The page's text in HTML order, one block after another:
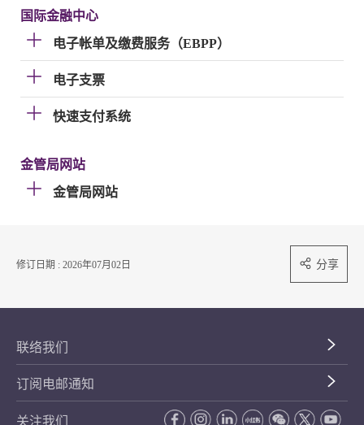
国际金融中心
电子帐单及缴费服务（EBPP）
电子支票
快速支付系统
金管局网站
金管局网站
修订日期 : 2026年07月02日 分享
联络我们
订阅电邮通知
关注我们